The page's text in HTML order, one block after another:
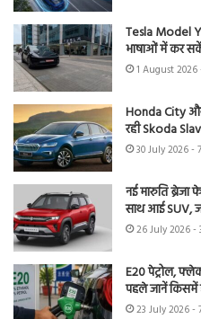
Tesla Model
भाषाओं में कर
1 August
Honda City
रही Skoda
30 July 2026 -
नई मारुति
साथ आई SUV,
26 July 2026 -
E20 पेट्रोल,
पहले जानें किसमें
23 July 2026 -